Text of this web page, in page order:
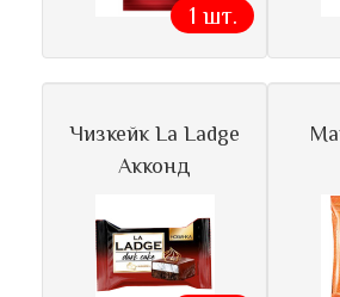
1 шт.
Чизкейк La Ladge
Акконд